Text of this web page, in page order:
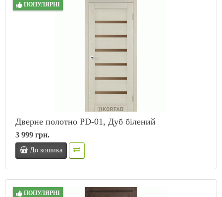
ПОПУЛЯРНІ
Дверне полотно PD-01, Дуб білений
3 999 грн.
До кошика
ПОПУЛЯРНІ